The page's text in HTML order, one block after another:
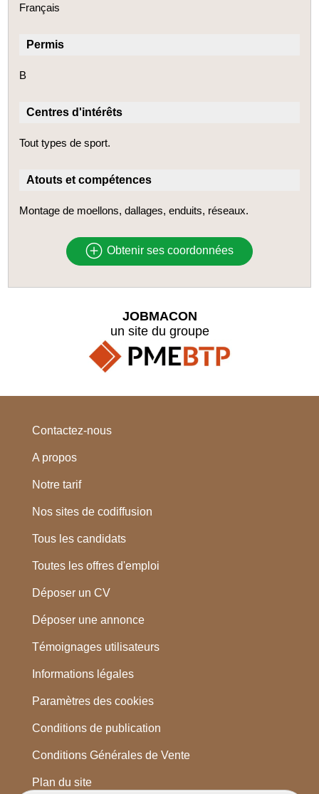
Français
Permis
B
Centres d'intérêts
Tout types de sport.
Atouts et compétences
Montage de moellons, dallages, enduits, réseaux.
Obtenir ses coordonnées
JOBMACON
un site du groupe
Contactez-nous
A propos
Notre tarif
Nos sites de codiffusion
Tous les candidats
Toutes les offres d'emploi
Déposer un CV
Déposer une annonce
Témoignages utilisateurs
Informations légales
Paramètres des cookies
Conditions de publication
Conditions Générales de Vente
Plan du site